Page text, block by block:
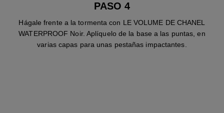
PASO 4
Hágale frente a la tormenta con LE VOLUME DE CHANEL
WATERPROOF Noir. Aplíquelo de la base a las puntas, en
varias capas para unas pestañas impactantes.